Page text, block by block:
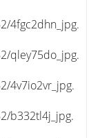
4fgc2dhn_jpg.
qley75do_jpg.
4v7io2vr_jpg.
b332tl4j_jpg.